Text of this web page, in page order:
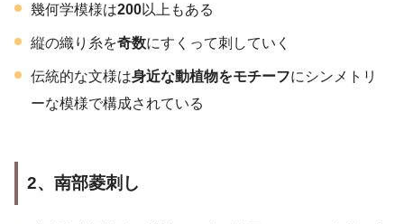
幾何学模様は200以上もある
縦の織り糸を奇数にすくって刺していく
伝統的な文様は身近な動植物をモチーフにシンメトリ
ーな模様で構成されている
2、南部菱刺し